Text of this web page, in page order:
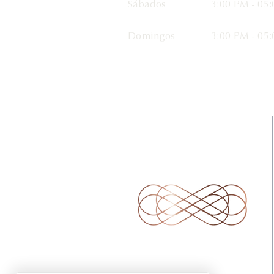
Sábados
Domingos
3:00 PM -
3:00 PM -